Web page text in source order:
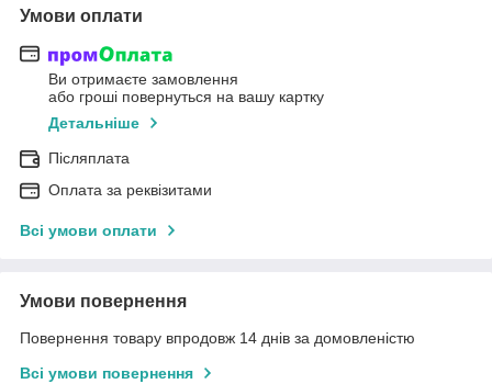
Умови оплати
Ви отримаєте замовлення
або гроші повернуться на вашу картку
Детальніше
Післяплата
Оплата за реквізитами
Всі умови оплати
Умови повернення
Повернення товару впродовж 14 днів за домовленістю
Всі умови повернення